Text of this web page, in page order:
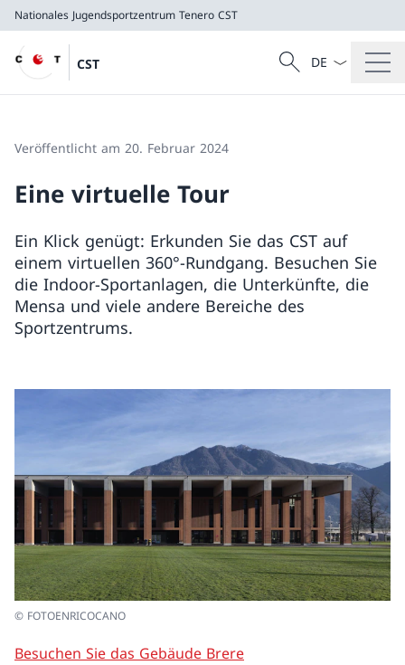
Nationales Jugendsportzentrum Tenero CST
CST
CST
Suche
Suche
Sprach
Veröffentlicht am 20. Februar 2024
Eine virtuelle Tour
Ein Klick genügt: Erkunden Sie das CST auf
einem virtuellen 360°-Rundgang. Besuchen Sie
die Indoor-Sportanlagen, die Unterkünfte, die
Mensa und viele andere Bereiche des
Sportzentrums.
© FOTOENRICOCANO
Besuchen Sie das Gebäude Brere